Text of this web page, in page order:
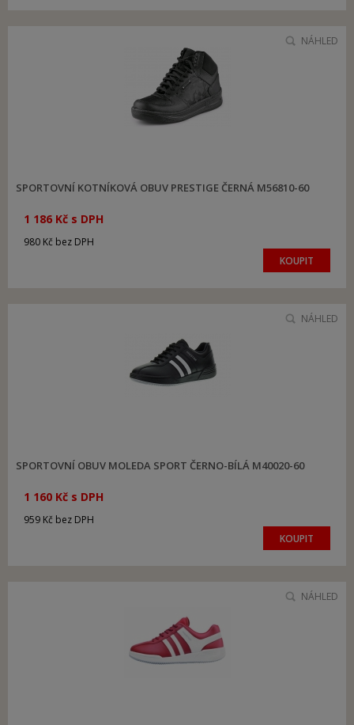
SPORTOVNÍ KOTNÍKOVÁ OBUV PRESTIGE ČERNÁ M56810-60
1 186 Kč s DPH
980 Kč bez DPH
KOUPIT
NÁHLED
SPORTOVNÍ OBUV MOLEDA SPORT ČERNO-BÍLÁ M40020-60
1 160 Kč s DPH
959 Kč bez DPH
KOUPIT
NÁHLED
NÁHLED